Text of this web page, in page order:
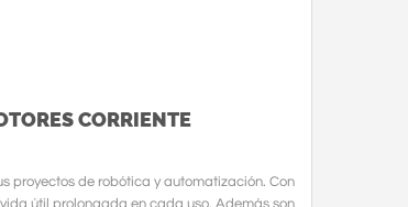
CORRIENTE
proyectos de robótica y automatización. Con
útil prolongada en cada uso. Además son